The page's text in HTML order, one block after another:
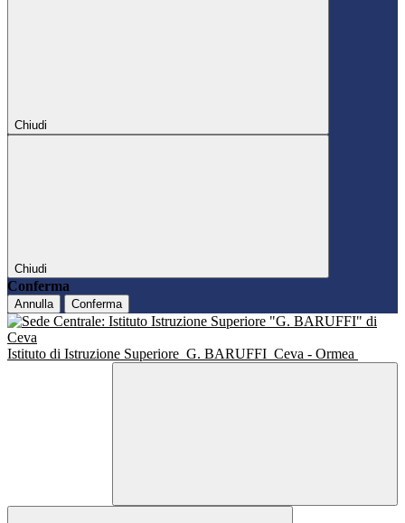
Chiudi
Chiudi
Conferma
Annulla Conferma
Istituto di Istruzione Superiore G. BARUFFI Ceva - Ormea